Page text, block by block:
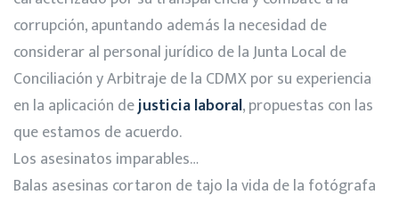
corrupción, apuntando además la necesidad de
considerar al personal jurídico de la Junta Local de
Conciliación y Arbitraje de la CDMX por su experiencia
en la aplicación dejusticia laboral, propuestas con las
que estamos de acuerdo.
Los asesinatos imparables…
Balas asesinas cortaron de tajo la vida de la fotógrafa